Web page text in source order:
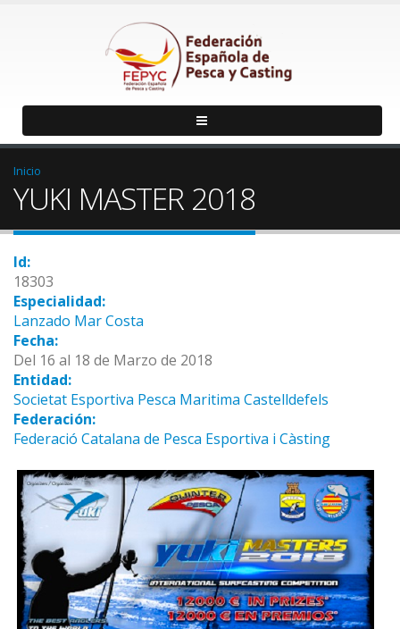
Inicio
YUKI MASTER 2018
Id:
18303
Especialidad:
Lanzado Mar Costa
Fecha:
Del 16 al 18 de Marzo de 2018
Entidad:
Societat Esportiva Pesca Maritima Castelldefels
Federación:
Federació Catalana de Pesca Esportiva i Càsting